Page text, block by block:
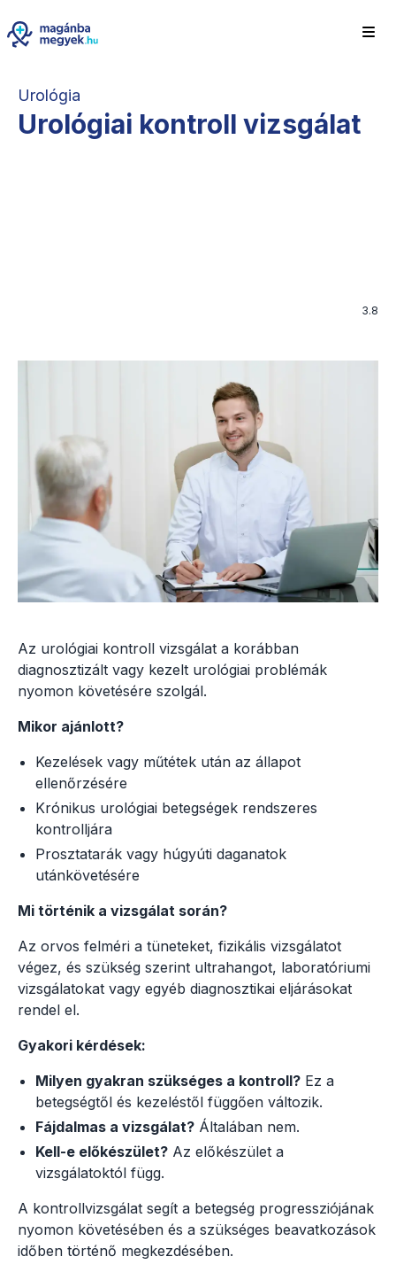
Urológia
Urológiai kontroll vizsgálat
3.8
Az urológiai kontroll vizsgálat a korábban
diagnosztizált vagy kezelt urológiai problémák
nyomon követésére szolgál.
Mikor ajánlott?
Kezelések vagy műtétek után az állapot
ellenőrzésére
Krónikus urológiai betegségek rendszeres
kontrolljára
Prosztatarák vagy húgyúti daganatok
utánkövetésére
Mi történik a vizsgálat során?
Az orvos felméri a tüneteket, fizikális vizsgálatot
végez, és szükség szerint ultrahangot, laboratóriumi
vizsgálatokat vagy egyéb diagnosztikai eljárásokat
rendel el.
Gyakori kérdések:
Milyen gyakran szükséges a kontroll? Ez a
betegségtől és kezeléstől függően változik.
Fájdalmas a vizsgálat? Általában nem.
Kell-e előkészület? Az előkészület a
vizsgálatoktól függ.
A kontrollvizsgálat segít a betegség progressziójának
nyomon követésében és a szükséges beavatkozások
időben történő megkezdésében.